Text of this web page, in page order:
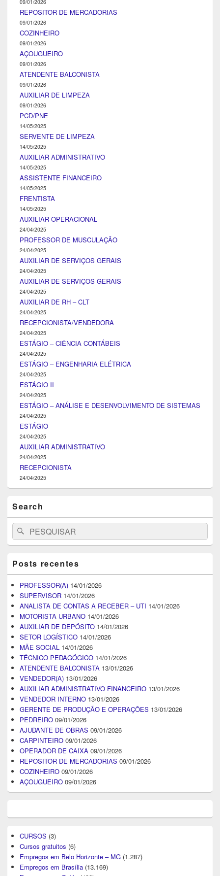
09/01/2026
REPOSITOR DE MERCADORIAS
09/01/2026
COZINHEIRO
09/01/2026
AÇOUGUEIRO
09/01/2026
ATENDENTE BALCONISTA
09/01/2026
AUXILIAR DE LIMPEZA
09/01/2026
PCD/PNE
14/05/2025
SERVENTE DE LIMPEZA
14/05/2025
AUXILIAR ADMINISTRATIVO
14/05/2025
ASSISTENTE FINANCEIRO
14/05/2025
FRENTISTA
14/05/2025
AUXILIAR OPERACIONAL
24/04/2025
PROFESSOR DE MUSCULAÇÃO
24/04/2025
AUXILIAR DE SERVIÇOS GERAIS
24/04/2025
AUXILIAR DE SERVIÇOS GERAIS
24/04/2025
AUXILIAR DE RH – CLT
24/04/2025
RECEPCIONISTA/VENDEDORA
24/04/2025
ESTÁGIO – CIÊNCIA CONTÁBEIS
24/04/2025
ESTÁGIO – ENGENHARIA ELÉTRICA
24/04/2025
ESTÁGIO II
24/04/2025
ESTÁGIO – ANÁLISE E DESENVOLVIMENTO DE SISTEMAS
24/04/2025
ESTÁGIO
24/04/2025
AUXILIAR ADMINISTRATIVO
24/04/2025
RECEPCIONISTA
24/04/2025
Search
Search
for:
Pesquisar
Posts recentes
PROFESSOR(A) 14/01/2026
SUPERVISOR 14/01/2026
ANALISTA DE CONTAS A RECEBER – UTI 14/01/2026
MOTORISTA URBANO 14/01/2026
AUXILIAR DE DEPÓSITO 14/01/2026
SETOR LOGÍSTICO 14/01/2026
MÃE SOCIAL 14/01/2026
TÉCNICO PEDAGÓGICO 14/01/2026
ATENDENTE BALCONISTA 13/01/2026
VENDEDOR(A) 13/01/2026
AUXILIAR ADMINISTRATIVO FINANCEIRO 13/01/2026
VENDEDOR INTERNO 13/01/2026
GERENTE DE PRODUÇÃO E OPERAÇÕES 13/01/2026
PEDREIRO 09/01/2026
AJUDANTE DE OBRAS 09/01/2026
CARPINTEIRO 09/01/2026
OPERADOR DE CAIXA 09/01/2026
REPOSITOR DE MERCADORIAS 09/01/2026
COZINHEIRO 09/01/2026
AÇOUGUEIRO 09/01/2026
CURSOS (3)
Cursos gratuitos (6)
Empregos em Belo Horizonte – MG (1.287)
Empregos em Brasília (13.169)